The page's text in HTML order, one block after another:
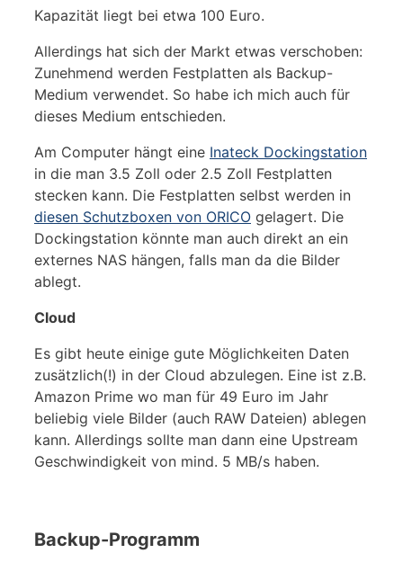
Kapazität liegt bei etwa 100 Euro.
Allerdings hat sich der Markt etwas verschoben:
Zunehmend werden Festplatten als Backup-
Medium verwendet. So habe ich mich auch für
dieses Medium entschieden.
Am Computer hängt eine Inateck Dockingstation
in die man 3.5 Zoll oder 2.5 Zoll Festplatten
stecken kann. Die Festplatten selbst werden in
diesen Schutzboxen von ORICO gelagert. Die
Dockingstation könnte man auch direkt an ein
externes NAS hängen, falls man da die Bilder
ablegt.
Cloud
Es gibt heute einige gute Möglichkeiten Daten
zusätzlich(!) in der Cloud abzulegen. Eine ist z.B.
Amazon Prime wo man für 49 Euro im Jahr
beliebig viele Bilder (auch RAW Dateien) ablegen
kann. Allerdings sollte man dann eine Upstream
Geschwindigkeit von mind. 5 MB/s haben.
Backup-Programm